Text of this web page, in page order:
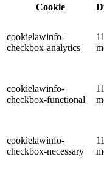
Cookie
cookielawinfo-
checkbox-analytics
11
cookielawinfo-
checkbox-functional
11
cookielawinfo-
checkbox-necessary
11